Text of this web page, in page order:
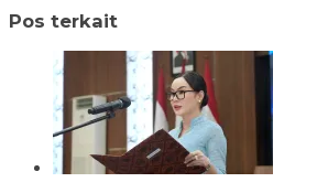
Pos terkait